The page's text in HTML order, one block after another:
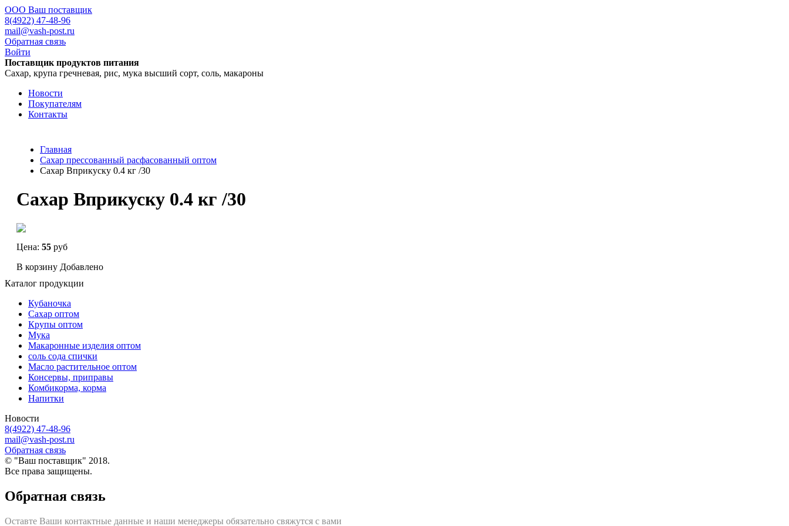
ООО Ваш поставщик
8(4922) 47-48-96
mail@vash-post.ru
Обратная связь
Войти
Поставщик продуктов питания
Сахар, крупа гречневая, рис, мука высший сорт, соль, макароны
Новости
Покупателям
Контакты
Главная
Сахар прессованный расфасованный оптом
Сахар Вприкуску 0.4 кг /30
Сахар Вприкуску 0.4 кг /30
Цена: 55 руб
В корзину Добавлено
Каталог продукции
Кубаночка
Сахар оптом
Крупы оптом
Мука
Макаронные изделия оптом
соль сода спички
Масло растительное оптом
Консервы, приправы
Комбикорма, корма
Напитки
Новости
8(4922) 47-48-96
mail@vash-post.ru
Обратная связь
© "Ваш поставщик" 2018.
Все права защищены.
Обратная связь
Оставте Ваши контактные данные и наши менеджеры обязательно свяжутся с вами